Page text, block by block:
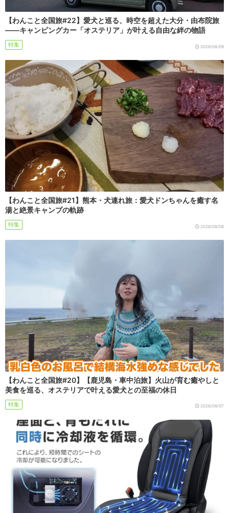
【わんこと全国旅#22】愛犬と巡る、時空を超えた大分・由布院旅
――キャンピングカー「オステリア」が叶える自由な絆の物語
特集 2026/08/09
【わんこと全国旅#21】熊本・犬連れ旅：愛犬ドンちゃんを癒す名
湯と絶景キャンプの軌跡
特集 2026/08/08
【わんこと全国旅#20】【鹿児島・車中泊旅】火山が育む癒やしと
美食を巡る、オステリアで叶える愛犬との至福の休日
特集 2026/08/07